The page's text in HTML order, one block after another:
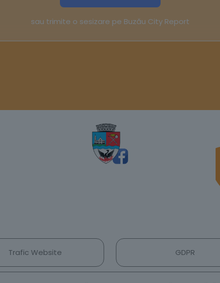
sau trimite o sesizare pe Buzău City Report
Trafic Website GDPR